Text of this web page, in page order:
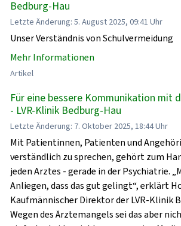
Bedburg-Hau
Letzte Änderung: 5. August 2025, 09:41 Uhr
Unser Verständnis von Schulvermeidung
Mehr Informationen
Artikel
Für eine bessere Kommunikation mit
- LVR-Klinik Bedburg-Hau
Letzte Änderung: 7. Oktober 2025, 18:44 Uhr
Mit Patientinnen, Patienten und
verständlich zu sprechen, gehört zum
jeden Arztes - gerade in der Psychiatrie.
Anliegen, dass das gut gelingt“, erklärt
Kaufmännischer Direktor der LVR-Klinik
Wegen des Ärztemangels sei das aber